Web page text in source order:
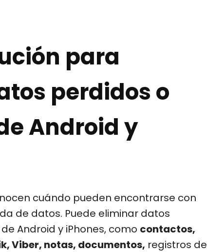
para
perdidos o
Android y
cuándo pueden encontrarse con
de datos. Puede eliminar datos
Android y iPhones, como contactos,
Viber, notas, documentos, registros de